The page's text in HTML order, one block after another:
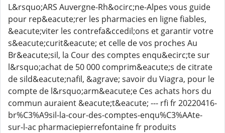
L&rsquo;ARS Auvergne-Rh&ocirc;ne-Alpes vous guide
pour rep&eacute;rer les pharmacies en ligne fiables,
&eacute;viter les contrefa&ccedil;ons et garantir votre
s&eacute;curit&eacute; et celle de vos proches Au
Br&eacute;sil, la Cour des comptes enqu&ecirc;te sur
l&rsquo;achat de 50 000 comprim&eacute;s de citrate
de sild&eacute;nafil, &agrave; savoir du Viagra, pour le
compte de l&rsquo;arm&eacute;e Ces achats hors du
commun auraient &eacute;t&eacute; --- rfi fr 20220416-
br%C3%A9sil-la-cour-des-comptes-enqu%C3%AAte-
sur-l-ac pharmaciepierrefontaine fr produits